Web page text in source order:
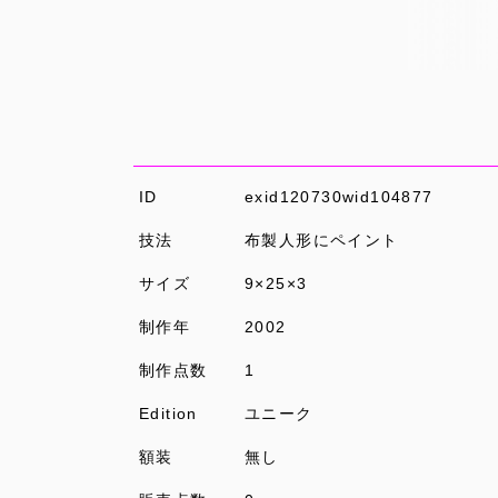
ID exid120730wid104877
技法 布製人形にペイント
サイズ 9×25×3
制作年 2002
制作点数 1
Edition ユニーク
額装 無し